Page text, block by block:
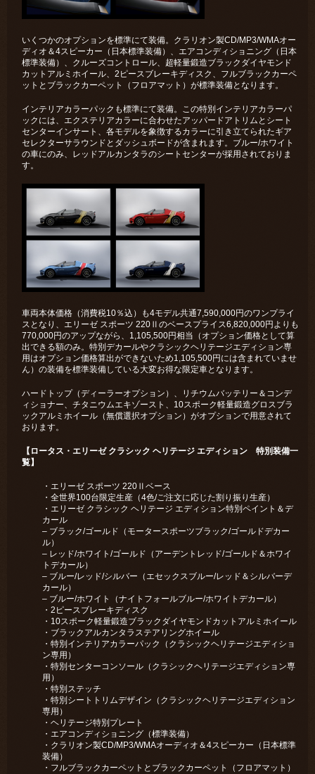
いくつかのオプションを標準にて装備。クラリオン製CD/MP3/WMAオー
ディオ＆4スピーカー（日本標準装備）、エアコンディショニング（日本
標準装備）、クルーズコントロール、超軽量鍛造ブラックダイヤモンド
カットアルミホイール、2ピースブレーキディスク、フルブラックカーペ
ットとブラックカーペット（フロアマット）が標準装備となります。
インテリアカラーパックも標準にて装備。この特別インテリアカラーパ
ックには、エクステリアカラーに合わせたアッパードアトリムとシート
センターインサート、各モデルを象徴するカラーに引き立てられたギア
セレクターサラウンドとダッシュボードが含まれます。ブルー/ホワイト
の車にのみ、レッドアルカンタラのシートセンターが採用されておりま
す。
車両本体価格（消費税10％込）も4モデル共通7,590,000円のワンプライ
スとなり、エリーゼ スポーツ 220Ⅱのベースプライス6,820,000円よりも
770,000円のアップながら、1,105,500円相当（オプション価格として算
出できる額のみ。特別デカールやクラシックヘリテージエディション専
用はオプション価格算出ができないため1,105,500円には含まれていませ
ん）の装備を標準装備している大変お得な限定車となります。
ハードトップ（ディーラーオプション）、リチウムバッテリー＆コンデ
ィショナー、チタニウムエキゾースト、10スポーク軽量鍛造グロスブラ
ックアルミホイール（無償選択オプション）がオプションで用意されて
おります。
【ロータス・エリーゼ クラシック ヘリテージ エディション 特別装備一
覧】
・エリーゼ スポーツ 220Ⅱベース
・全世界100台限定生産（4色/ご注文に応じた割り振り生産）
・エリーゼ クラシック ヘリテージ エディション特別ペイント＆デ
カール
– ブラック/ゴールド（モータースポーツブラック/ゴールドデカー
ル）
– レッド/ホワイト/ゴールド（アーデントレッド/ゴールド＆ホワイ
トデカール）
– ブルー/レッド/シルバー（エセックスブルー/レッド＆シルバーデ
カール）
– ブルー/ホワイト（ナイトフォールブルー/ホワイトデカール）
・2ピースブレーキディスク
・10スポーク軽量鍛造ブラックダイヤモンドカットアルミホイール
・ブラックアルカンタラステアリングホイール
・特別インテリアカラーパック（クラシックヘリテージエディショ
ン専用）
・特別センターコンソール（クラシックヘリテージエディション専
用）
・特別ステッチ
・特別シートトリムデザイン（クラシックヘリテージエディション
専用）
・ヘリテージ特別プレート
・エアコンディショニング（標準装備）
・クラリオン製CD/MP3/WMAオーディオ＆4スピーカー（日本標準
装備）
・フルブラックカーペットとブラックカーペット（フロアマット）